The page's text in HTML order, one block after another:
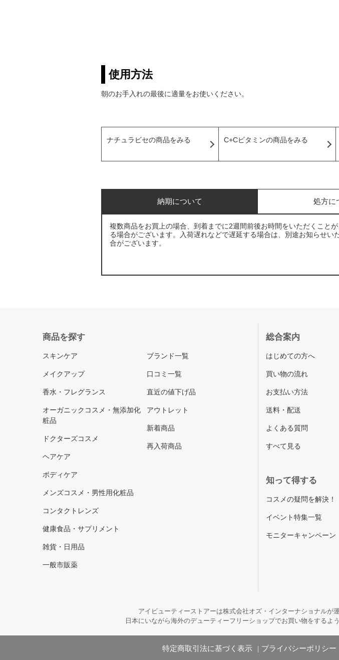
使用方法
朝のお手入れの最後に適量をお使いください。
ナチュラビセの商品をみる C+Cビタミンの商品をみる
納期について 処方に
複数商品をお買上の場合、到着までに2週間前後お時間をいただくこと
る場合がございます。入荷遅れなどで遅延する場合は、別途お知らせ
合がございます。
商品を探す
スキンケア
メイクアップ
香水・フレグランス
オーガニックコスメ・無添加化
粧品
ドクターズコスメ
ヘアケア
ボディケア
メンズコスメ・男性用化粧品
コンタクトレンズ
健康食品・サプリメント
雑貨・日用品
一般市販薬
ブランド一覧
口コミ一覧
直近の値下げ品
アウトレット
新着商品
再入荷商品
総合案内
はじめての方へ
買い物の流れ
お支払い方法
送料・配送
よくある質問
すべて見る
知って得する
コスメの疑問を解決！
イベント特集一覧
モニターキャンペーン
アイビューティーストアーは株式会社オズ・インターナショナルが
日本にいながら海外のデューティーフリーショップでお買い物をする
特定商取引法に基づく表示 プライバシーポリシー